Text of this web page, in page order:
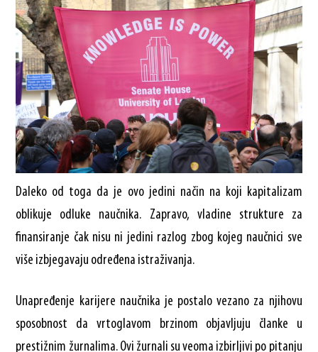
Daleko od toga da je ovo jedini način na koji kapitalizam
oblikuje odluke naučnika. Zapravo, vladine strukture za
finansiranje čak nisu ni jedini razlog zbog kojeg naučnici sve
više izbjegavaju određena istraživanja.
Unapređenje karijere naučnika je postalo vezano za njihovu
sposobnost da vrtoglavom brzinom objavljuju članke u
prestižnim žurnalima. Ovi žurnali su veoma izbirljivi po pitanju